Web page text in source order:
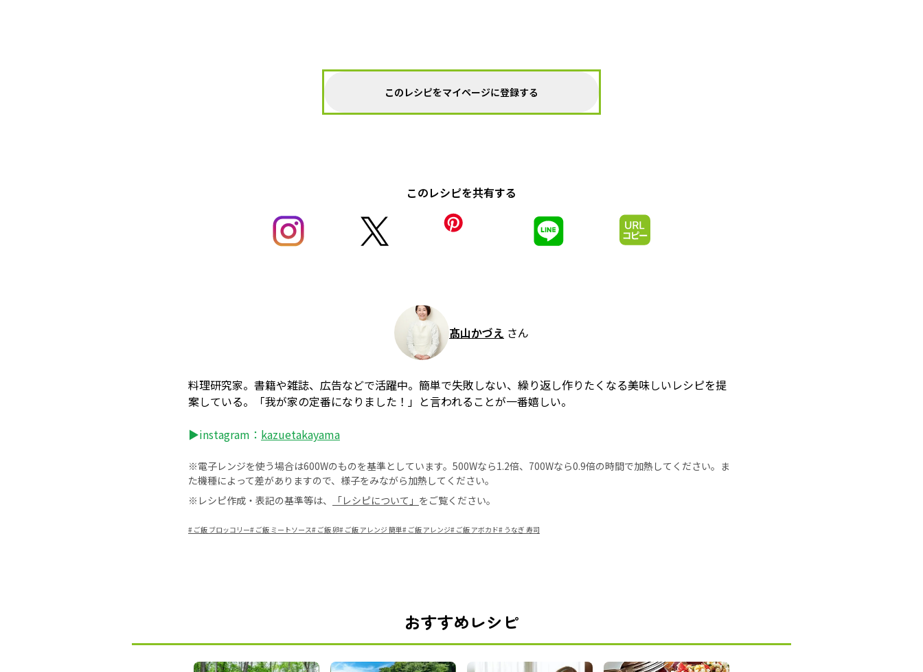
このレシピをマイページに登録する
このレシピを共有する
髙山かづえ さん
料理研究家。書籍や雑誌、広告などで活躍中。簡単で失敗しない、繰り返し作りたくなる美味しいレシピを提
案している。「我が家の定番になりました！」と言われることが一番嬉しい。
▶instagram： kazuetakayama
※電子レンジを使う場合は600Wのものを基準としています。500Wなら1.2倍、700Wなら0.9倍の時間で加熱してください。ま
た機種によって差がありますので、様子をみながら加熱してください。
※レシピ作成・表記の基準等は、
「レシピについて」 をご覧ください。
# ご飯 ブロッコリー# ご飯 ミートソース# ご飯 卵# ご飯 アレンジ 簡単# ご飯 アレンジ# ご飯 アボカド# うなぎ 寿司
おすすめレシピ